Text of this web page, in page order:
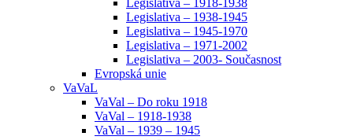
Legislativa – 1938-1945
Legislativa – 1945-1970
Legislativa – 1971-2002
Legislativa – 2003- Současnost
Evropská unie
VaVaL
VaVal – Do roku 1918
VaVal – 1918-1938
VaVal – 1939 – 1945